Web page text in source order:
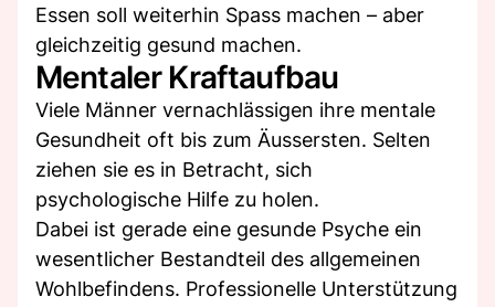
Essen soll weiterhin Spass machen – aber
gleichzeitig gesund machen.
Mentaler Kraftaufbau
Viele Männer vernachlässigen ihre mentale
Gesundheit oft bis zum Äussersten. Selten
ziehen sie es in Betracht, sich
psychologische Hilfe zu holen.
Dabei ist gerade eine gesunde Psyche ein
wesentlicher Bestandteil des allgemeinen
Wohlbefindens. Professionelle Unterstützung